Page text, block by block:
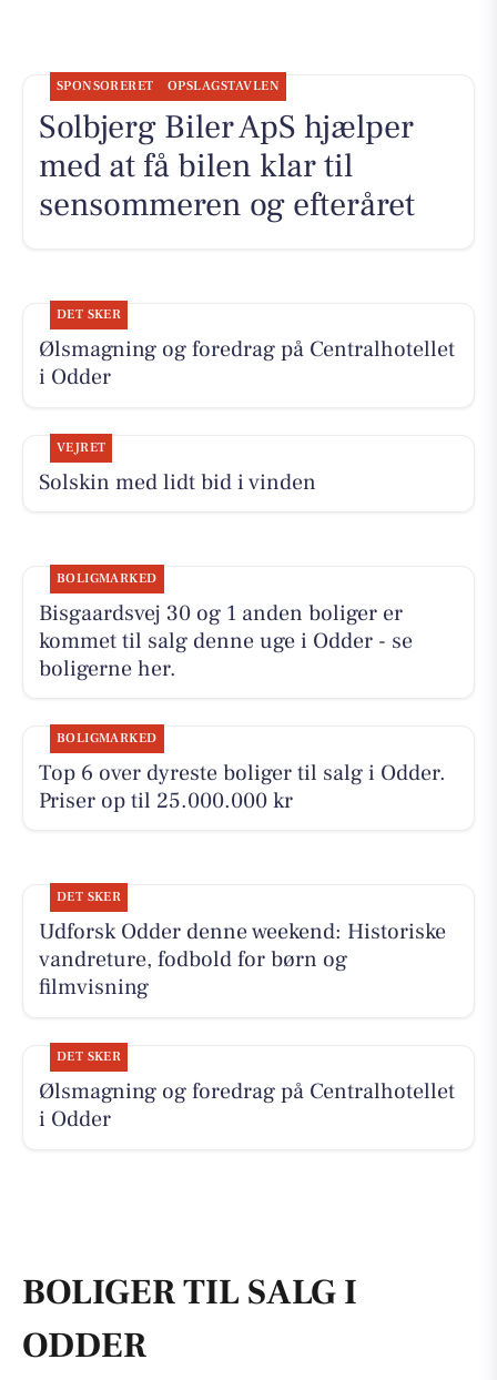
SPONSORERET OPSLAGSTAVLEN
Solbjerg Biler ApS hjælper
med at få bilen klar til
sensommeren og efteråret
DET SKER
Ølsmagning og foredrag på Centralhotellet
i Odder
VEJRET
Solskin med lidt bid i vinden
BOLIGMARKED
Bisgaardsvej 30 og 1 anden boliger er
kommet til salg denne uge i Odder - se
boligerne her.
BOLIGMARKED
Top 6 over dyreste boliger til salg i Odder.
Priser op til 25.000.000 kr
DET SKER
Udforsk Odder denne weekend: Historiske
vandreture, fodbold for børn og
filmvisning
DET SKER
Ølsmagning og foredrag på Centralhotellet
i Odder
BOLIGER TIL SALG I
ODDER